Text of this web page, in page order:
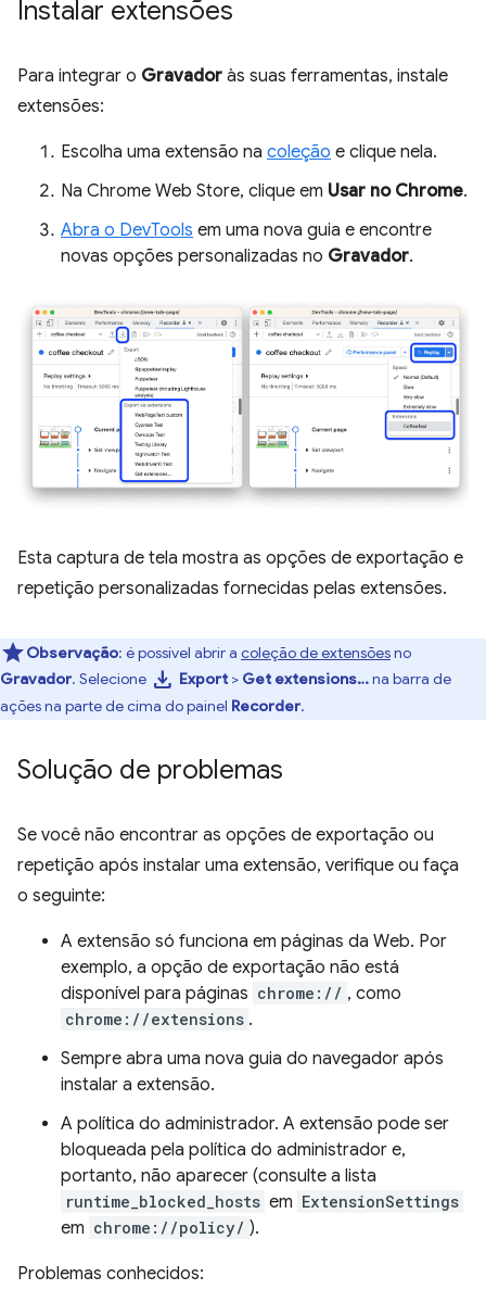
Instalar extensões
Para integrar o Gravador às suas ferramentas, instale
extensões:
Escolha uma extensão na coleção e clique nela.
Na Chrome Web Store, clique em Usar no Chrome.
Abra o DevTools em uma nova guia e encontre
novas opções personalizadas no Gravador.
Esta captura de tela mostra as opções de exportação e
repetição personalizadas fornecidas pelas extensões.
Observação: é possível abrir a coleção de extensõesno
Gravador. Selecione download Export > Get extensions…na barra de
ações na parte de cima do painel Recorder.
Solução de problemas
Se você não encontrar as opções de exportação ou
repetição após instalar uma extensão, verifique ou faça
o seguinte:
A extensão só funciona em páginas da Web. Por
exemplo, a opção de exportação não está
disponível para páginas chrome:// , como
chrome://extensions .
Sempre abra uma nova guia do navegador após
instalar a extensão.
A política do administrador. A extensão pode ser
bloqueada pela política do administrador e,
portanto, não aparecer (consulte a lista
runtime_blocked_hosts em ExtensionSettings
em chrome://policy/ ).
Problemas conhecidos: